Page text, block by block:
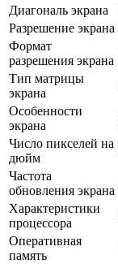
Диагональ экрана
Разрешение экрана
Формат
разрешения экрана
Тип матрицы
экрана
Особенности
экрана
Число пикселей на
дюйм
Частота
обновления экрана
Характеристики
процессора
Оперативная
память